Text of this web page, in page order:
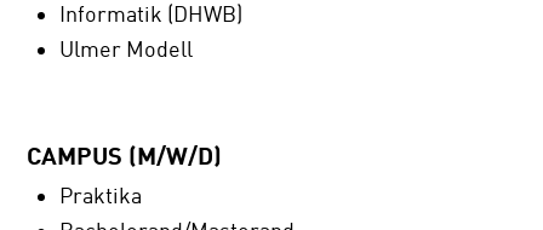
Informatik (DHWB)
Ulmer Modell
CAMPUS (M/W/D)
Praktika